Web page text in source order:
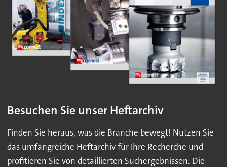
Besuchen Sie unser Heftarchiv
Finden Sie heraus, was die Branche bewegt! Nutzen Sie
das umfangreiche Heftarchiv für Ihre Recherche und
profitieren Sie von detaillierten Suchergebnissen. Die